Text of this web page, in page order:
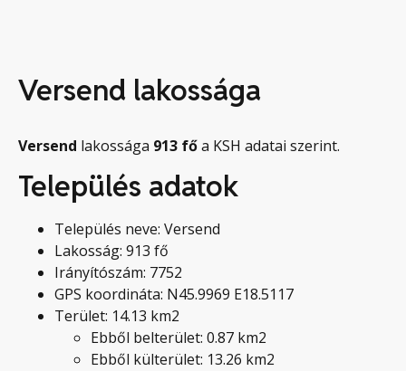
Versend lakossága
Versend lakossága 913 főa KSH adatai szerint.
Település adatok
Település neve: Versend
Lakosság: 913 fő
Irányítószám: 7752
GPS koordináta: N45.9969 E18.5117
Terület: 14.13 km2
Ebből belterület: 0.87 km2
Ebből külterület: 13.26 km2